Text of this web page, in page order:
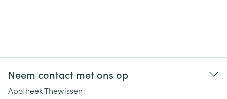
Neem contact met ons op
Apotheek Thewissen